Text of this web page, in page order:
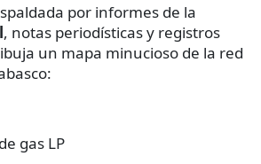
por informes de la
, notas periodísticas y registros
un mapa minucioso de la red
gas LP